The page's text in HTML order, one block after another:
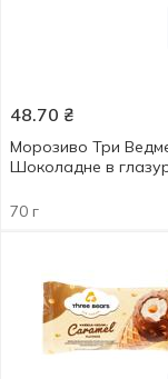
48.70 ₴
Морозиво Три
Шоколадне в
70 г